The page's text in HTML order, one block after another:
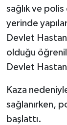
sağlık ve
yerinde
Devlet
olduğu
Devlet
Kaza
sağlanırken,
başlattı.